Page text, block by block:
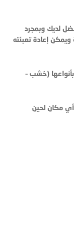
لديك وبمجرد
إعادة تعبئته
(خشب –
مكان لحين